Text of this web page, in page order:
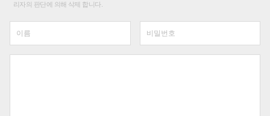
리자의 판단에 의해 삭제 합니다.